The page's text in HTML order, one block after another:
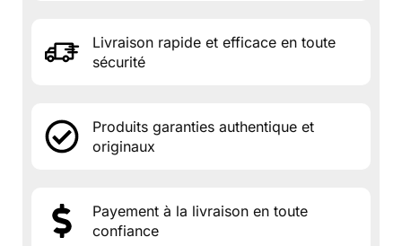
Livraison rapide et efficace en toute
sécurité
Produits garanties authentique et
originaux
Payement à la livraison en toute
confiance